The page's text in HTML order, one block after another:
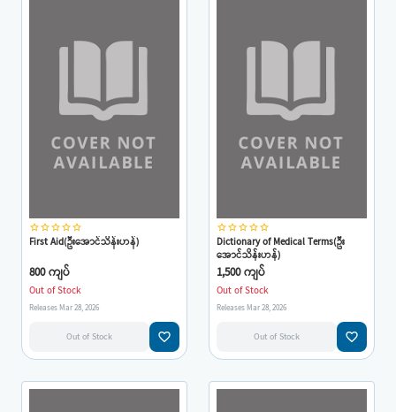
star_borderstar_borderstar_borderstar_borderstar_border
First Aid(ဦးအောင်သိန်းဟန်)
800 ကျပ်
Out of Stock
Releases Mar 28, 2026
Out of Stock favorite_border
star_borderstar_borderstar_borderstar_borderstar_border
Dictionary of Medical Terms(ဦး
အောင်သိန်းဟန်)
1,500 ကျပ်
Out of Stock
Releases Mar 28, 2026
Out of Stock favorite_border